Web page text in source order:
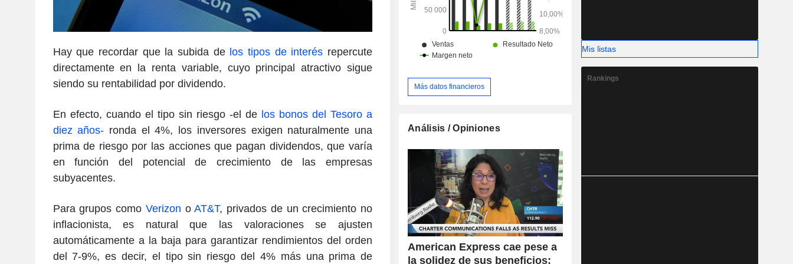
Hay que recordar que la subida de los tipos de interés repercute
directamente en la renta variable, cuyo principal atractivo sigue
siendo su rentabilidad por dividendo.
En efecto, cuando el tipo sin riesgo -el de los bonos del Tesoro a
diez años- ronda el 4%, los inversores exigen naturalmente una
prima de riesgo por las acciones que pagan dividendos, que varía
en función del potencial de crecimiento de las empresas
subyacentes.
Para grupos como Verizon oAT&T, privados de un crecimiento no
inflacionista, es natural que las valoraciones se ajusten
automáticamente a la baja para garantizar rendimientos del orden
del 7-9%, es decir, el tipo sin riesgo del 4% más una prima de
Más datos financieros
Análisis / Opiniones
American Express cae pese a
la solidez de sus beneficios;
Mis listas
Rankings